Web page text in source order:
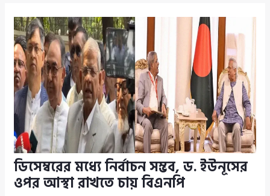
ডিসেম্বরের মধ্যে নির্বাচন সম্ভব, ড. ইউনূসের
ওপর আস্থা রাখতে চায় বিএনপি